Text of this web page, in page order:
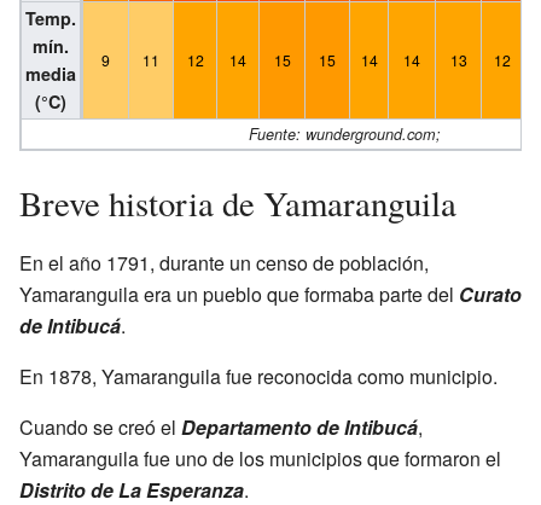
Temp.
mín.
media
(°C)
9 11 12 14 15 15 14 14 13 12
Fuente: wunderground.com;
Breve historia de Yamaranguila
En el año 1791, durante un censo de población,
Yamaranguila era un pueblo que formaba parte del Curato
de Intibucá.
En 1878, Yamaranguila fue reconocida como municipio.
Cuando se creó el Departamento de Intibucá,
Yamaranguila fue uno de los municipios que formaron el
Distrito de La Esperanza.